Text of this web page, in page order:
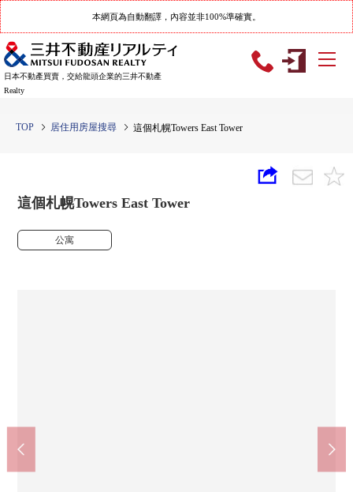
本網頁為自動翻譯，內容並非100%準確實。
日本不動產買賣，交給龍頭企業的三井不動產
Realty
TOP 居住用房屋搜尋 這個札幌Towers East Tower
這個札幌Towers East Tower
公寓